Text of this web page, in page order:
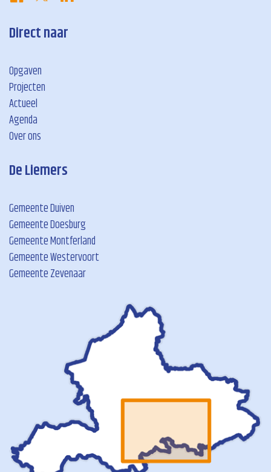
Direct naar
Opgaven
Projecten
Actueel
Agenda
Over ons
De Liemers
Gemeente Duiven
Gemeente Doesburg
Gemeente Montferland
Gemeente Westervoort
Gemeente Zevenaar